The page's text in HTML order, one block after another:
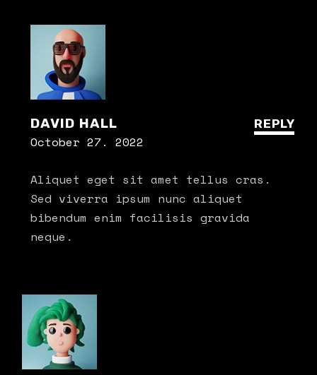
DAVID HALL
October 27. 2022
REPLY
Aliquet eget sit amet tellus cras.
Sed viverra ipsum nunc aliquet
bibendum enim facilisis gravida
neque.